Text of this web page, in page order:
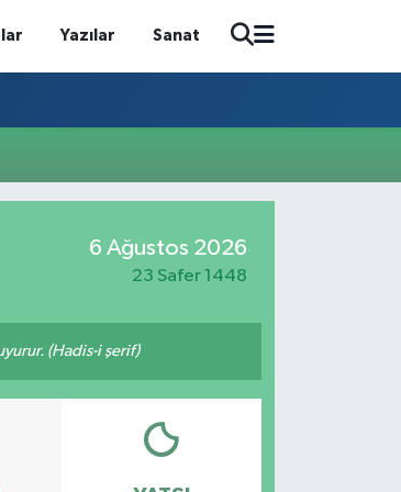
Yazılar Sanat
6 Ağustos 2026
23 Safer 1448
(Hadis-i şerif)